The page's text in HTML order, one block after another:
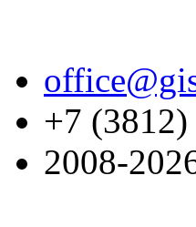
+7
2008-